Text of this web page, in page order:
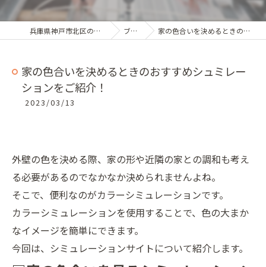
兵庫県神戸市北区の外壁塗装は株式会社広瀬塗装店 ブログ一覧 家の色合いを決めるときのおすすめシュミレーションをご紹介！
家の色合いを決めるときのおすすめシュミレー
ションをご紹介！
2023/03/13
外壁の色を決める際、家の形や近隣の家との調和も考え
る必要があるのでなかなか決められませんよね。
そこで、便利なのがカラーシミュレーションです。
カラーシミュレーションを使用することで、色の大まか
なイメージを簡単にできます。
今回は、シミュレーションサイトについて紹介します。